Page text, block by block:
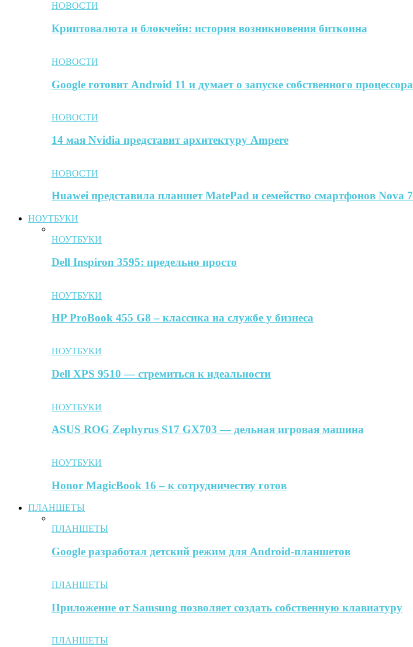
НОВОСТИ
Криптовалюта и блокчейн: история возникновения биткоина
НОВОСТИ
Google готовит Android 11 и думает о запуске собственного процессора
НОВОСТИ
14 мая Nvidia представит архитектуру Ampere
НОВОСТИ
Huawei представила планшет MatePad и семейство смартфонов Nova 7
НОУТБУКИ
НОУТБУКИ
Dell Inspiron 3595: предельно просто
НОУТБУКИ
HP ProBook 455 G8 – классика на службе у бизнеса
НОУТБУКИ
Dell XPS 9510 — стремиться к идеальности
НОУТБУКИ
ASUS ROG Zephyrus S17 GX703 — дельная игровая машина
НОУТБУКИ
Honor MagicBook 16 – к сотрудничеству готов
ПЛАНШЕТЫ
ПЛАНШЕТЫ
Google разработал детский режим для Android-планшетов
ПЛАНШЕТЫ
Приложение от Samsung позволяет создать собственную клавиатуру
ПЛАНШЕТЫ